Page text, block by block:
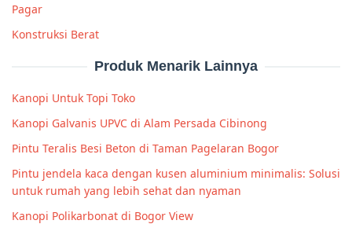
Pagar
Konstruksi Berat
Produk Menarik Lainnya
Kanopi Untuk Topi Toko
Kanopi Galvanis UPVC di Alam Persada Cibinong
Pintu Teralis Besi Beton di Taman Pagelaran Bogor
Pintu jendela kaca dengan kusen aluminium minimalis: Solusi
untuk rumah yang lebih sehat dan nyaman
Kanopi Polikarbonat di Bogor View